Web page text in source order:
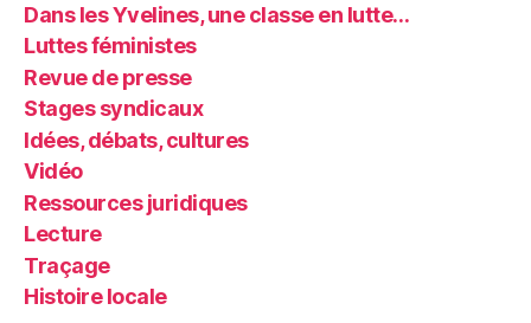
Dans les Yvelines, une classe en lutte…
Luttes féministes
Revue de presse
Stages syndicaux
Idées, débats, cultures
Vidéo
Ressources juridiques
Lecture
Traçage
Histoire locale